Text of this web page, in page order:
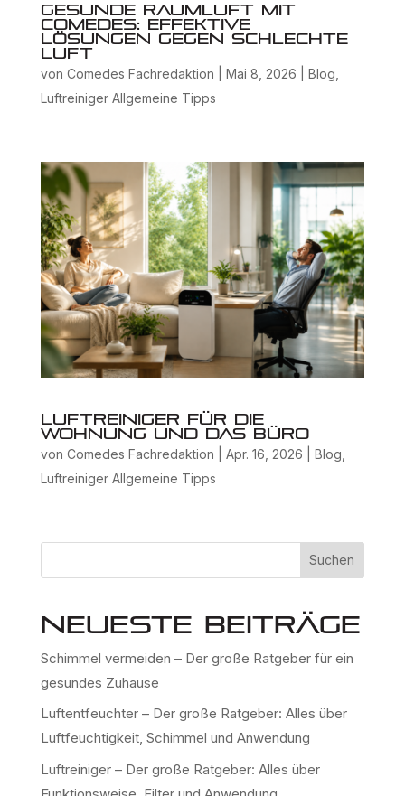
Gesunde Raumluft mit
Comedes: Effektive
Lösungen gegen schlechte
Luft
von Comedes Fachredaktion Mai 8, 2026 Blog
Luftreiniger Allgemeine Tipps
Luftreiniger für die
Wohnung und das Büro
von Comedes Fachredaktion Apr. 16, 2026 Blog
Luftreiniger Allgemeine Tipps
Suchen
Neueste Beiträge
Schimmel vermeiden – Der große Ratgeber für ein
gesundes Zuhause
Luftentfeuchter – Der große Ratgeber: Alles über
Luftfeuchtigkeit, Schimmel und Anwendung
Luftreiniger – Der große Ratgeber: Alles über